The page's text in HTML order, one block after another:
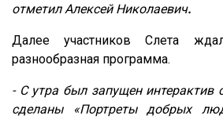
отметил Алексей Николаевич.
Далее участников Слета
разнообразная программа.
- С утра был запущен интерактив
сделаны «Портреты добрых